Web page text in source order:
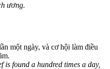
ương.
một ngày, và cơ hội làm điều
found a hundred times a day,